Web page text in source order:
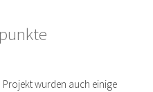
wurden auch einige